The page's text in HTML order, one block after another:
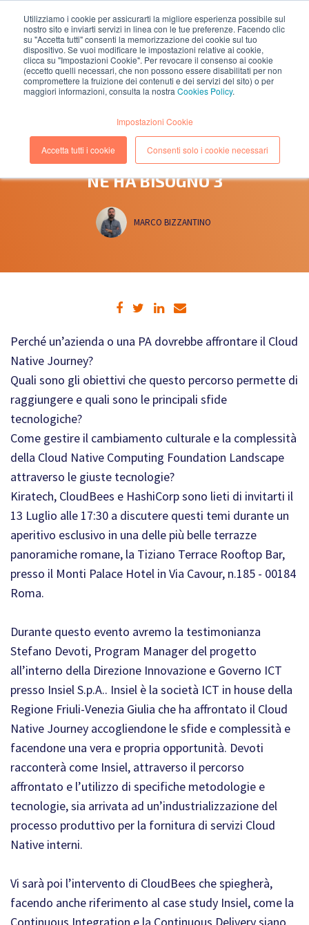
Utilizziamo i cookie per assicurarti la migliore esperienza possibile sul
nostro sito e inviarti servizi in linea con le tue preferenze. Facendo clic
su "Accetta tutti" consenti la memorizzazione dei cookie sul tuo
dispositivo. Se vuoi modificare le impostazioni relative ai cookie,
clicca su "Impostazioni Cookie". Per revocare il consenso ai cookie
(eccetto quelli necessari, che non possono essere disabilitati per non
compromettere la fruizione dei contenuti e dei servizi del sito) o per
maggiori informazioni, consulta la nostra Cookies Policy.
Impostazioni Cookie
Accetta tutti i cookie Consenti solo i cookie necessari
EN IT
A COSA SERVE IL PLATFORMOPS E
PERCHÉ LA TUA ORGANIZZAZIONE
NE HA BISOGNO 3
MARCO BIZZANTINO
Perché un’azienda o una PA dovrebbe affrontare il Cloud
Native Journey?
Quali sono gli obiettivi che questo percorso permette di
raggiungere e quali sono le principali sfide
tecnologiche?
Come gestire il cambiamento culturale e la complessità
della Cloud Native Computing Foundation Landscape
attraverso le giuste tecnologie?
Kiratech, CloudBees e HashiCorp sono lieti di invitarti il
13 Luglio alle 17:30 a discutere questi temi durante un
aperitivo esclusivo in una delle più belle terrazze
panoramiche romane, la Tiziano Terrace Rooftop Bar,
presso il Monti Palace Hotel in Via Cavour, n.185 - 00184
Roma.
Durante questo evento avremo la testimonianza
Stefano Devoti, Program Manager del progetto
all’interno della Direzione Innovazione e Governo ICT
presso Insiel S.p.A.. Insiel è la società ICT in house della
Regione Friuli-Venezia Giulia che ha affrontato il Cloud
Native Journey accogliendone le sfide e complessità e
facendone una vera e propria opportunità. Devoti
racconterà come Insiel, attraverso il percorso
affrontato e l’utilizzo di specifiche metodologie e
tecnologie, sia arrivata ad un’industrializzazione del
processo produttivo per la fornitura di servizi Cloud
Native interni.
Vi sarà poi l’intervento di CloudBees che spiegherà,
facendo anche riferimento al case study Insiel, come la